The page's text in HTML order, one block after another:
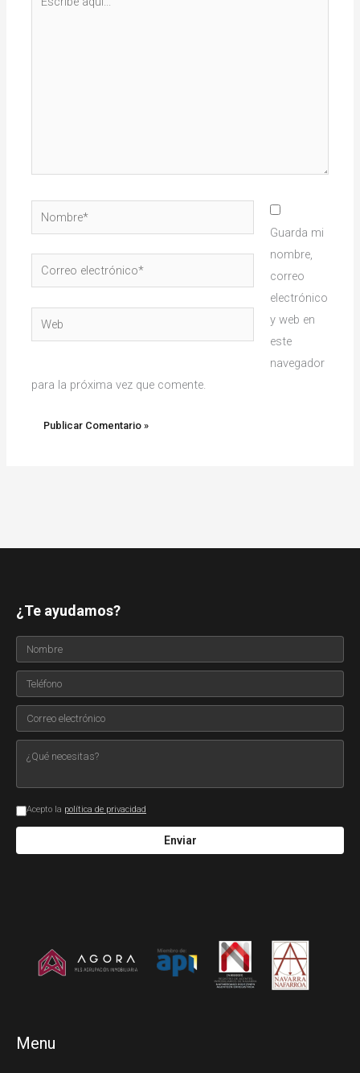
Nombre*
Correo
electrónico*
Web
Guarda mi
nombre,
correo
electrónico
y web en
este
navegador
para la próxima vez que comente.
¿Te ayudamos?
Acepto la política de privacidad
Enviar
Menu